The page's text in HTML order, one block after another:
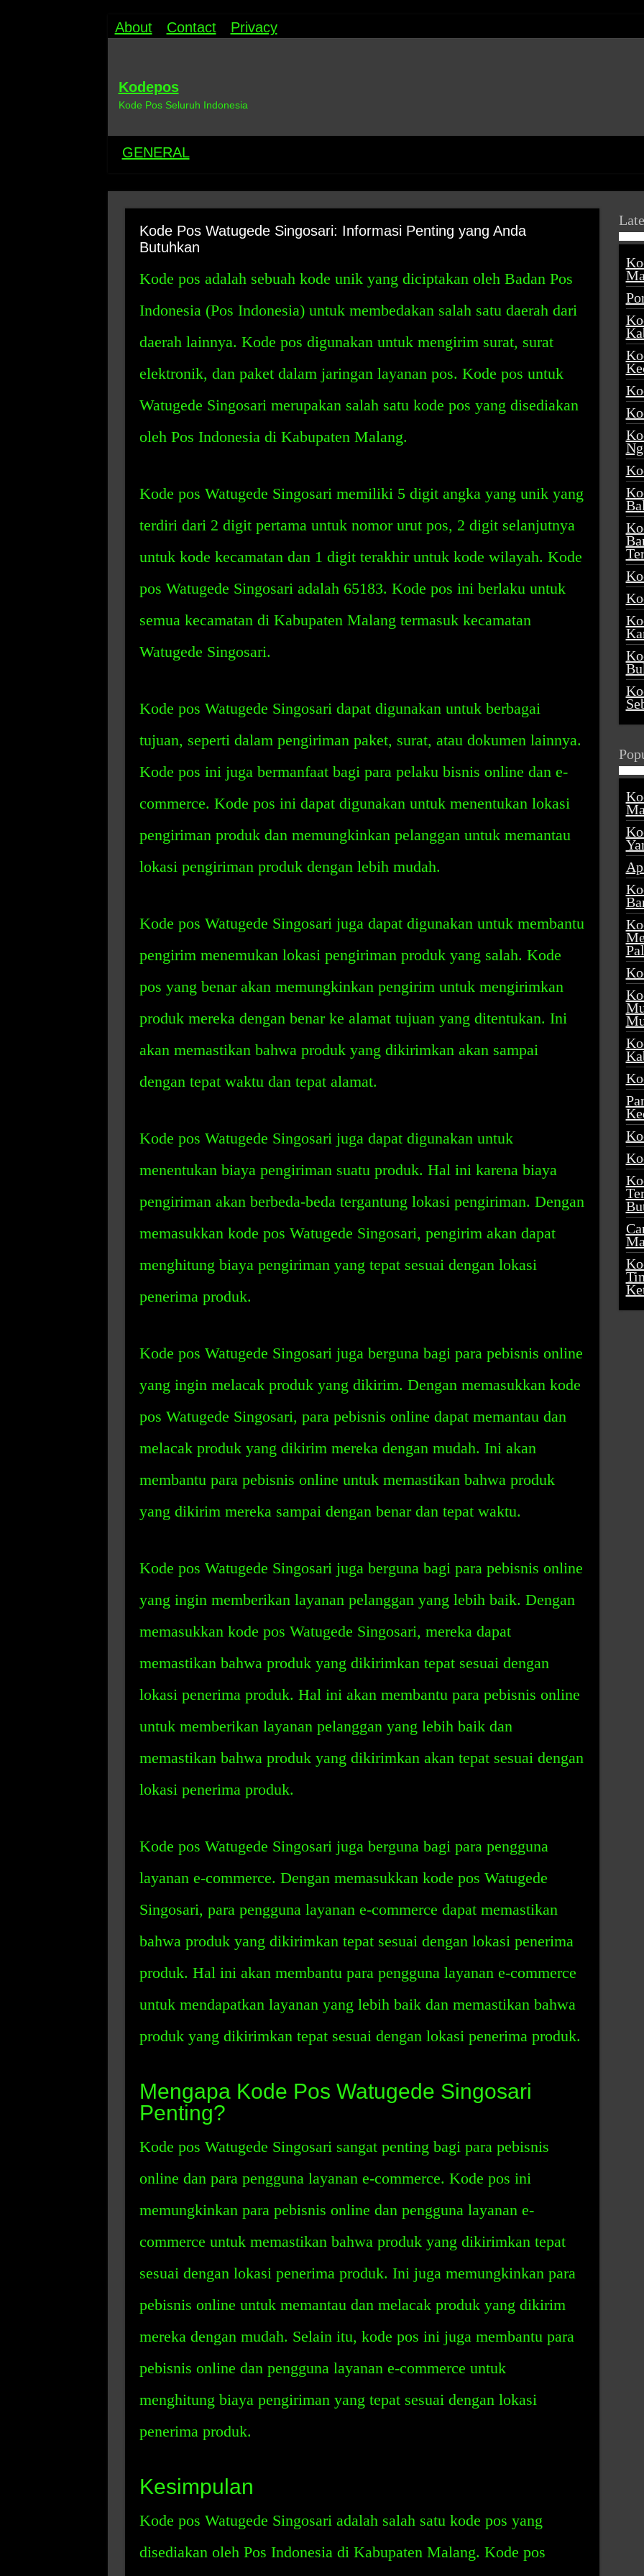
About Contact Privacy
Kodepos
Kode Pos Seluruh Indonesia
GENERAL
Kode Pos Watugede Singosari: Informasi Penting yang Anda
Butuhkan
Kode pos adalah sebuah kode unik yang diciptakan oleh Badan Pos
Indonesia (Pos Indonesia) untuk membedakan salah satu daerah dari
daerah lainnya. Kode pos digunakan untuk mengirim surat, surat
elektronik, dan paket dalam jaringan layanan pos. Kode pos untuk
Watugede Singosari merupakan salah satu kode pos yang disediakan
oleh Pos Indonesia di Kabupaten Malang.
Kode pos Watugede Singosari memiliki 5 digit angka yang unik yang
terdiri dari 2 digit pertama untuk nomor urut pos, 2 digit selanjutnya
untuk kode kecamatan dan 1 digit terakhir untuk kode wilayah. Kode
pos Watugede Singosari adalah 65183. Kode pos ini berlaku untuk
semua kecamatan di Kabupaten Malang termasuk kecamatan
Watugede Singosari.
Kode pos Watugede Singosari dapat digunakan untuk berbagai
tujuan, seperti dalam pengiriman paket, surat, atau dokumen lainnya.
Kode pos ini juga bermanfaat bagi para pelaku bisnis online dan e-
commerce. Kode pos ini dapat digunakan untuk menentukan lokasi
pengiriman produk dan memungkinkan pelanggan untuk memantau
lokasi pengiriman produk dengan lebih mudah.
Kode pos Watugede Singosari juga dapat digunakan untuk membantu
pengirim menemukan lokasi pengiriman produk yang salah. Kode
pos yang benar akan memungkinkan pengirim untuk mengirimkan
produk mereka dengan benar ke alamat tujuan yang ditentukan. Ini
akan memastikan bahwa produk yang dikirimkan akan sampai
dengan tepat waktu dan tepat alamat.
Kode pos Watugede Singosari juga dapat digunakan untuk
menentukan biaya pengiriman suatu produk. Hal ini karena biaya
pengiriman akan berbeda-beda tergantung lokasi pengiriman. Dengan
memasukkan kode pos Watugede Singosari, pengirim akan dapat
menghitung biaya pengiriman yang tepat sesuai dengan lokasi
penerima produk.
Kode pos Watugede Singosari juga berguna bagi para pebisnis online
yang ingin melacak produk yang dikirim. Dengan memasukkan kode
pos Watugede Singosari, para pebisnis online dapat memantau dan
melacak produk yang dikirim mereka dengan mudah. Ini akan
membantu para pebisnis online untuk memastikan bahwa produk
yang dikirim mereka sampai dengan benar dan tepat waktu.
Kode pos Watugede Singosari juga berguna bagi para pebisnis online
yang ingin memberikan layanan pelanggan yang lebih baik. Dengan
memasukkan kode pos Watugede Singosari, mereka dapat
memastikan bahwa produk yang dikirimkan tepat sesuai dengan
lokasi penerima produk. Hal ini akan membantu para pebisnis online
untuk memberikan layanan pelanggan yang lebih baik dan
memastikan bahwa produk yang dikirimkan akan tepat sesuai dengan
lokasi penerima produk.
Kode pos Watugede Singosari juga berguna bagi para pengguna
layanan e-commerce. Dengan memasukkan kode pos Watugede
Singosari, para pengguna layanan e-commerce dapat memastikan
bahwa produk yang dikirimkan tepat sesuai dengan lokasi penerima
produk. Hal ini akan membantu para pengguna layanan e-commerce
untuk mendapatkan layanan yang lebih baik dan memastikan bahwa
produk yang dikirimkan tepat sesuai dengan lokasi penerima produk.
Mengapa Kode Pos Watugede Singosari
Penting?
Kode pos Watugede Singosari sangat penting bagi para pebisnis
online dan para pengguna layanan e-commerce. Kode pos ini
memungkinkan para pebisnis online dan pengguna layanan e-
commerce untuk memastikan bahwa produk yang dikirimkan tepat
sesuai dengan lokasi penerima produk. Ini juga memungkinkan para
pebisnis online untuk memantau dan melacak produk yang dikirim
mereka dengan mudah. Selain itu, kode pos ini juga membantu para
pebisnis online dan pengguna layanan e-commerce untuk
menghitung biaya pengiriman yang tepat sesuai dengan lokasi
penerima produk.
Kesimpulan
Kode pos Watugede Singosari adalah salah satu kode pos yang
disediakan oleh Pos Indonesia di Kabupaten Malang. Kode pos